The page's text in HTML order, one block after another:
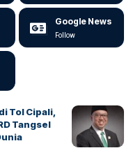
Google News
Follow
Tol Cipali,
Tangsel